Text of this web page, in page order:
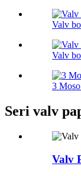
Valv
Valv
3
Seri valv
Valv